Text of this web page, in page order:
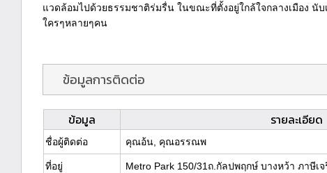
แวดล้อมไปด้วยธรรมชาติร่มรื่น ในขณะที่ตั้งอยู่ใกล้ใจกลางเมือง นั
ใครๆหลายๆคน
ข้อมูลการติดต่อ
ข้อมูล รายละเอียด
ชื่อผู้ติดต่อ คุณอ้น, คุณอรรณพ
ที่อยู่ Metro Park 150/31ถ.กัลปพฤกษ์ บางหว้า ภาษีเ